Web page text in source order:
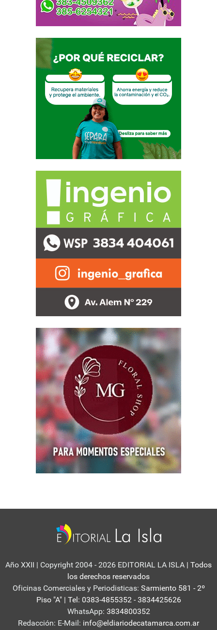
Año XXII | Copyright 2004 - 2026 EDITORIAL LA ISLA | Todos
los derechos reservados
Oficinas Comerciales y Periodisticas: Sarmiento 581 - 2º
Piso "A" | Tel: 0383-4855352 - 3834425626
WhatsApp: 3834800352
Redacción: E-Mail: info@eldiariodecatamarca.com.ar